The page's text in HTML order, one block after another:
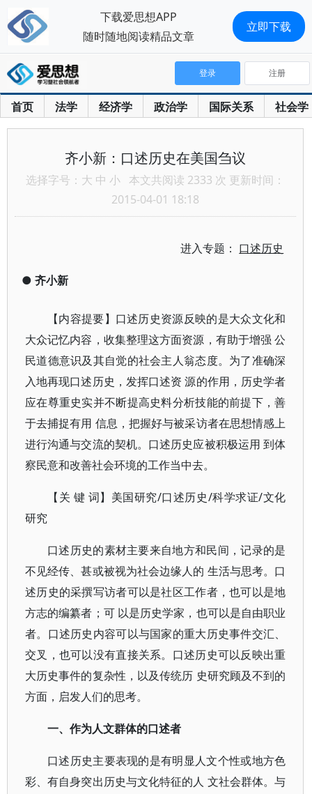
首页 法学 经济学 政治学 国际关系 社会学
登录 注册
齐小新：口述历史在美国刍议
选择字号： 大 中 小 本文共阅读 2333 次 更新时间：
2015-04-01 18:18
进入专题： 口述历史
●齐小新
【内容提要】口述历史资源反映的是大众文化和
大众记忆内容，收集整理这方面资源，有助于增强 公
民道德意识及其自觉的社会主人翁态度。为了准确深
入地再现口述历史，发挥口述资 源的作用，历史学者
应在尊重史实并不断提高史料分析技能的前提下，善
于去捕捉有用 信息，把握好与被采访者在思想情感上
进行沟通与交流的契机。口述历史应被积极运用 到体
察民意和改善社会环境的工作当中去。
【关 键 词】美国研究/口述历史/科学求证/文化
研究
口述历史的素材主要来自地方和民间，记录的是
不见经传、甚或被视为社会边缘人的 生活与思考。口
述历史的采撰写访者可以是社区工作者，也可以是地
方志的编纂者；可 以是历史学家，也可以是自由职业
者。口述历史内容可以与国家的重大历史事件交汇、
交叉，也可以没有直接关系。口述历史可以反映出重
大历史事件的复杂性，以及传统历 史研究顾及不到的
方面，启发人们的思考。
一、作为人文群体的口述者
口述历史主要表现的是有明显人文个性或地方色
彩、有自身突出历史与文化特征的人 文社会群体。与
下载爱思想APP
随时随地阅读精品文章
立即下载